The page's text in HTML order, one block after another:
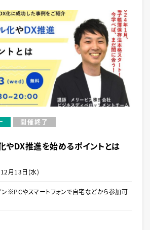
開催終了
やDX推進を始めるポイントとは
月13日(水)
ン※PCやスマートフォンで自宅などから参加可